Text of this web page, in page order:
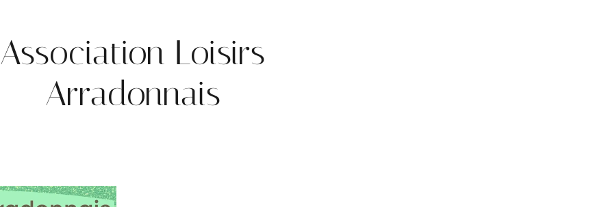
Association Loisirs
Arradonnais